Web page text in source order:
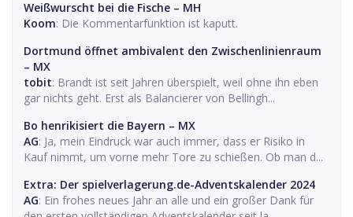
Weißwurscht bei die Fische – MH
Koom: Die Kommentarfunktion ist kaputt.
Dortmund öffnet ambivalent den Zwischenlinienraum
– MX
tobit: Brandt ist seit Jahren überspielt, weil ohne ihn eben
gar nichts geht. Erst als Balancierer von Bellingh...
Bo henrikisiert die Bayern – MX
AG: Ja, mein Eindruck war auch immer, dass er Risiko in
Kauf nimmt, um vorne mehr Tore zu schießen. Ob man d...
Extra: Der spielverlagerung.de-Adventskalender 2024
AG: Ein frohes neues Jahr an alle und ein großer Dank für